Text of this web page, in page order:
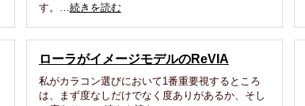
す。…続きを読む
ローラがイメージモデルのReVIA
私がカラコン選びにおいて1番重要視するところ
は、まず度なしだけでなく度ありがあるか、そし